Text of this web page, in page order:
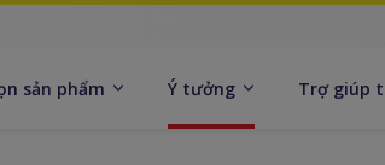
sản phẩm Ý tưởng Trợ giúp